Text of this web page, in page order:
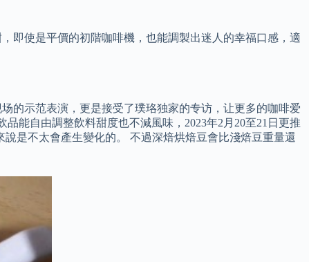
即使是平價的初階咖啡機，也能調製出迷人的幸福口感，適
的示范表演，更是接受了璞珞独家的专访，让更多的咖啡爱
能自由調整飲料甜度也不減風味，2023年2月20至21日更推
是不太會產生變化的。 不過深焙烘焙豆會比淺焙豆重量還